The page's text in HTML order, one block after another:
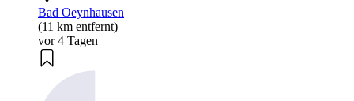
Bad Oeynhausen
(11 km entfernt)
vor 4 Tagen